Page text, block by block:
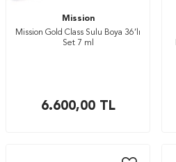
Mission
Mission Gold Class Sulu Boya 36’lı
Set 7 ml
6.600,00TL